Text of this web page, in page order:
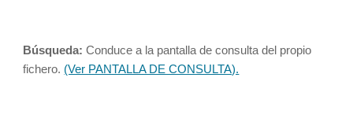
Búsqueda: Conduce a la pantalla de consulta del propio
fichero. (Ver PANTALLA DE CONSULTA).